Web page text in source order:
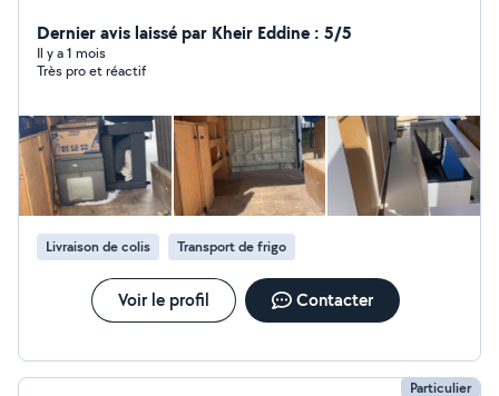
Dernier avis laissé par Kheir Eddine : 5/5
Il y a 1 mois
Très pro et réactif
Livraison de colis Transport de frigo
Voir le profil Contacter
Particulier